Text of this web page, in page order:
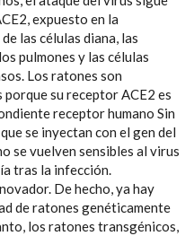
expuesto en la
las células diana, las
pulmones y las células
Los ratones son
su receptor ACE2 es
receptor humano Sin
se inyectan con el gen del
se vuelven sensibles al virus
tras la infección.
De hecho, ya hay
de ratones genéticamente
los ratones transgénicos,